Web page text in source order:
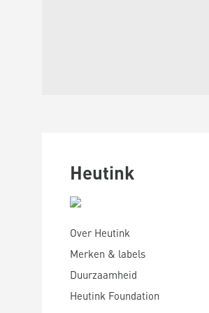
Heutink
Over Heutink
Merken & labels
Duurzaamheid
Heutink Foundation